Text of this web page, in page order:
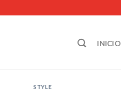
INICIO
STYLE